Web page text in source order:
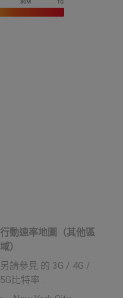
行動速率地圖（其他區
域）
另請參見 的 3G / 4G /
5G比特率 :